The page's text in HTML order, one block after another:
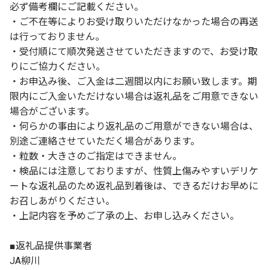
必ず備考欄にご記載ください。
・ご不在等によりお受け取りいただけなかった場合の再送
は行っておりません。
・受付順にて順次発送させていただきますので、お受け取
りにご協力ください。
・お申込み後、ご入金は二週間以内にお願い致します。期
限内にご入金いただけない場合は返礼品をご用意できない
場合がございます。
・何らかの事由により返礼品のご用意ができない場合は、
別途ご連絡させていただく場合があります。
・粒数・大きさのご指定はできません。
・検品には注意しておりますが、性質上傷みやすいデリケ
ートな返礼品のため返礼品到着後は、できるだけお早めに
お召しあがりください。
・上記内容を予めご了承の上、お申し込みください。
■返礼品提供事業者
JA柳川